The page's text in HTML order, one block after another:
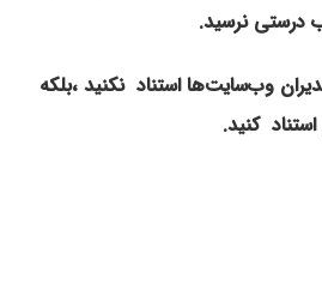
درستی نرسید.
وب‌سایت‌ها استناد نکنید ،بلکه
کنید.